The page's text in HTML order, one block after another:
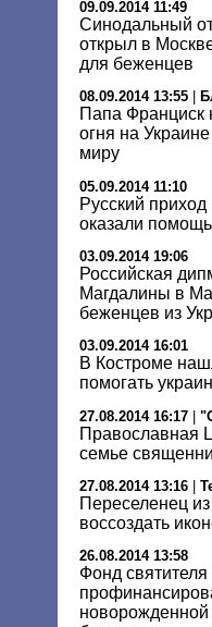
09.09.2014 11:49
Синодальный
открыл в
для беженцев
08.09.2014 13:55
Папа Франциск
огня на
миру
05.09.2014 11:10
Русский
оказали
03.09.2014 19:06
Российская
Магдалины в
беженцев из
03.09.2014 16:01
В Костроме
помогать
27.08.2014 16:17 |
Православная
семье
27.08.2014 13:16
Переселенец
воссоздать
26.08.2014 13:58
Фонд
новорожденной